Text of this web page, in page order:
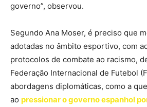
governo”, observou.
Segundo Ana Moser, é preciso que
adotadas no âmbito esportivo, com
protocolos de combate ao racismo,
Federação Internacional de Futebol
abordagens diplomáticas, como a
ao pressionar o governo espanhol